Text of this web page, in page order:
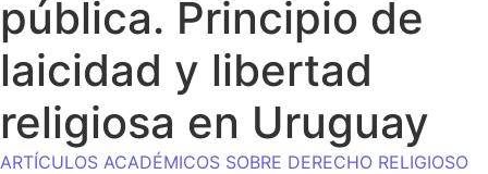
pública. Principio de
laicidad y libertad
religiosa en Uruguay
ARTÍCULOS ACADÉMICOS SOBRE DERECHO RELIGIOSO